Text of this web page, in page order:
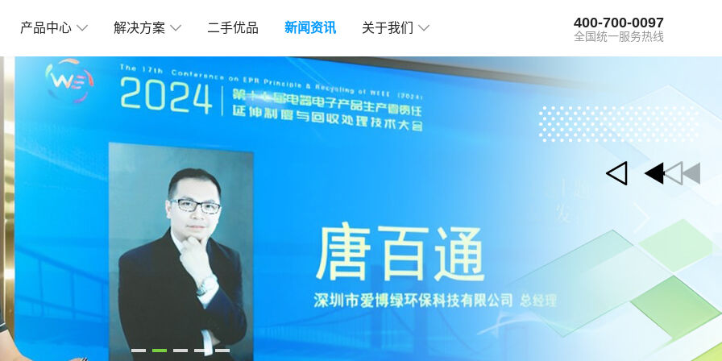
产品中心 解决方案 二手优品 新闻资讯 关于我们 400-700-0097
全国统一服务热线